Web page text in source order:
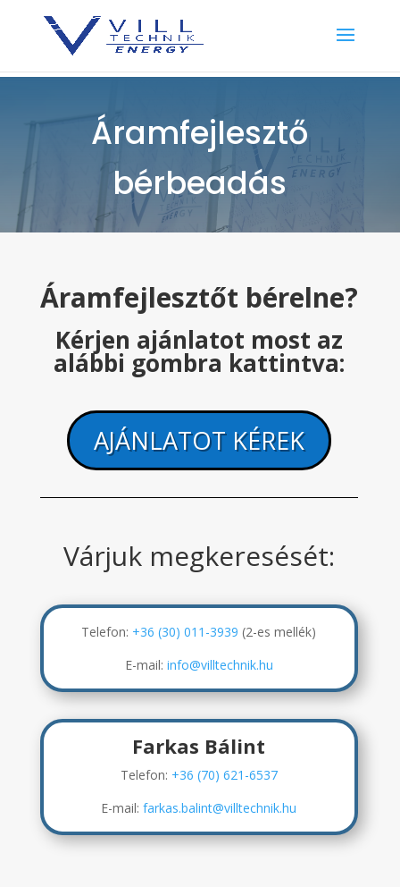
Áramfejlesztő
bérbeadás
Áramfejlesztőt bérelne?
Kérjen ajánlatot most az
alábbi gombra kattintva:
AJÁNLATOT KÉREK
Várjuk megkeresését:
Telefon: +36 (30) 011-3939 (2-es mellék)
E-mail: info@villtechnik.hu
Farkas Bálint
Telefon: +36 (70) 621-6537
E-mail: farkas.balint@villtechnik.hu